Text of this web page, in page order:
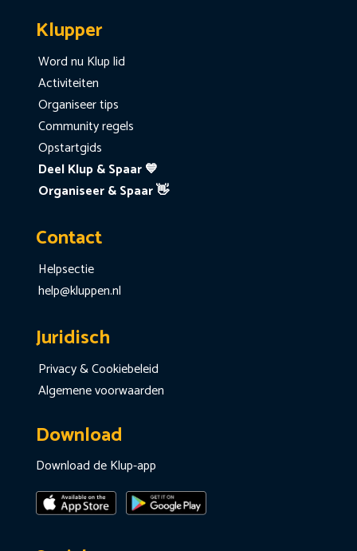
Klupper
Word nu Klup lid
Activiteiten
Organiseer tips
Community regels
Opstartgids
Deel Klup & Spaar 💙
Organiseer & Spaar 👋
Contact
Helpsectie
help@kluppen.nl
Juridisch
Privacy & Cookiebeleid
Algemene voorwaarden
Download
Download de Klup-app